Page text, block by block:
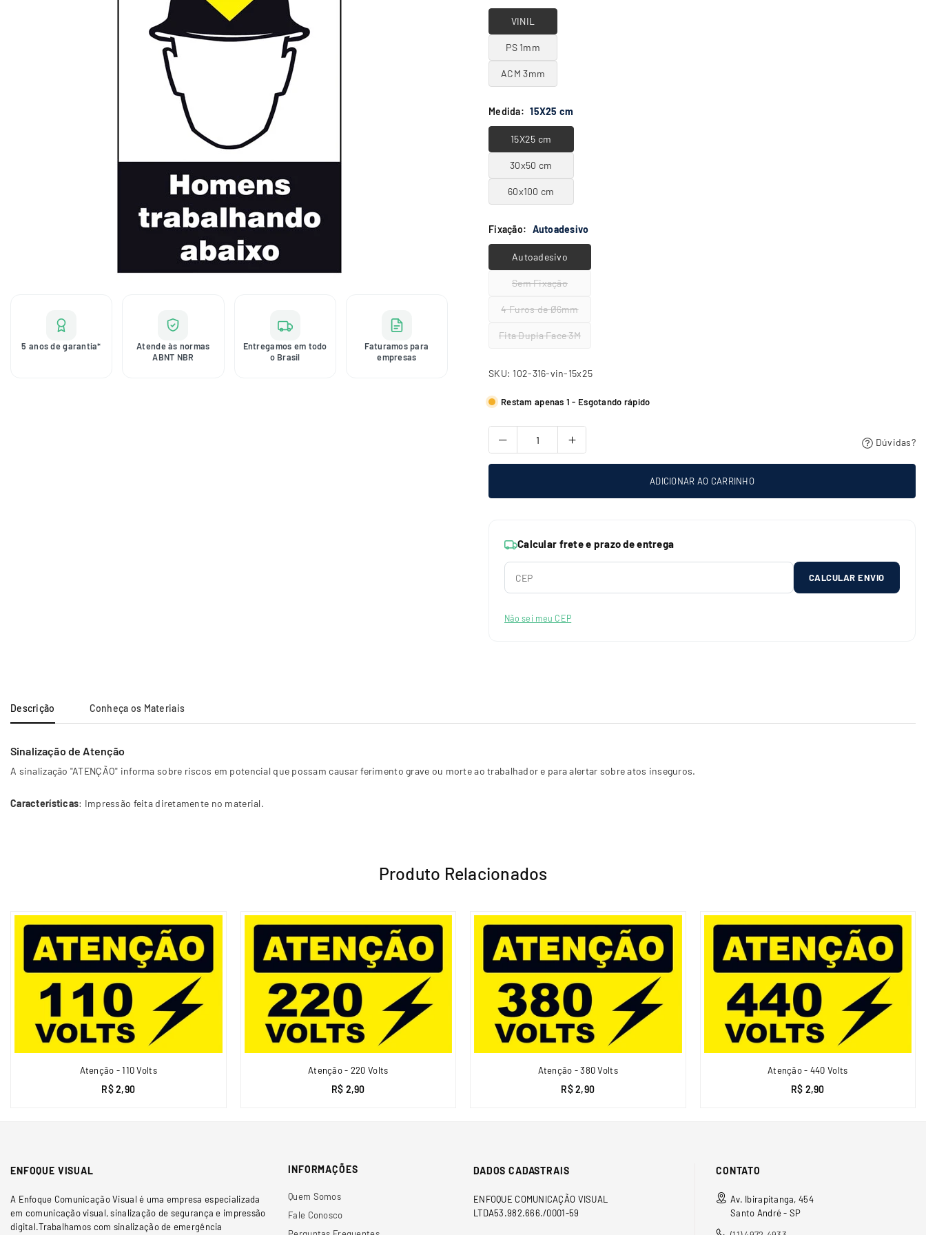
5 anos de garantia*
Atende às normas
ABNT NBR
Entregamos em todo
o Brasil
Faturamos para
empresas
VINIL
PS 1mm
ACM 3mm
Medida: 15X25 cm
15X25 cm
30x50 cm
60x100 cm
Fixação: Autoadesivo
Autoadesivo
Sem Fixação
4 Furos de Ø6mm
Fita Dupla Face 3M
SKU: 102-316-vin-15x25
Restam apenas 1 - Esgotando rápido
Dúvidas?
ADICIONAR AO CARRINHO
Calcular frete e prazo de entrega
CALCULAR ENVIO
Não sei meu CEP
Descrição Conheça os Materiais
Sinalização de Atenção
A sinalização "ATENÇÃO" informa sobre riscos em potencial que possam causar ferimento grave ou morte ao trabalhador e para alertar sobre atos inseguros.
Características: Impressão feita diretamente no material.
Produto Relacionados
Atenção - 110 Volts
R$ 2,90
Atenção - 220 Volts
R$ 2,90
Atenção - 380 Volts
R$ 2,90
Atenção - 440 Volts
R$ 2,90
ENFOQUE VISUAL
A Enfoque Comunicação Visual é uma empresa especializada
em comunicação visual, sinalização de segurança e impressão
digital.Trabalhamos com sinalização de emergência
INFORMAÇÕES
Quem Somos
Fale Conosco
DADOS CADASTRAIS
ENFOQUE COMUNICAÇÃO VISUAL
LTDA53.982.666./0001-59
CONTATO
Av. Ibirapitanga, 454
Santo André - SP